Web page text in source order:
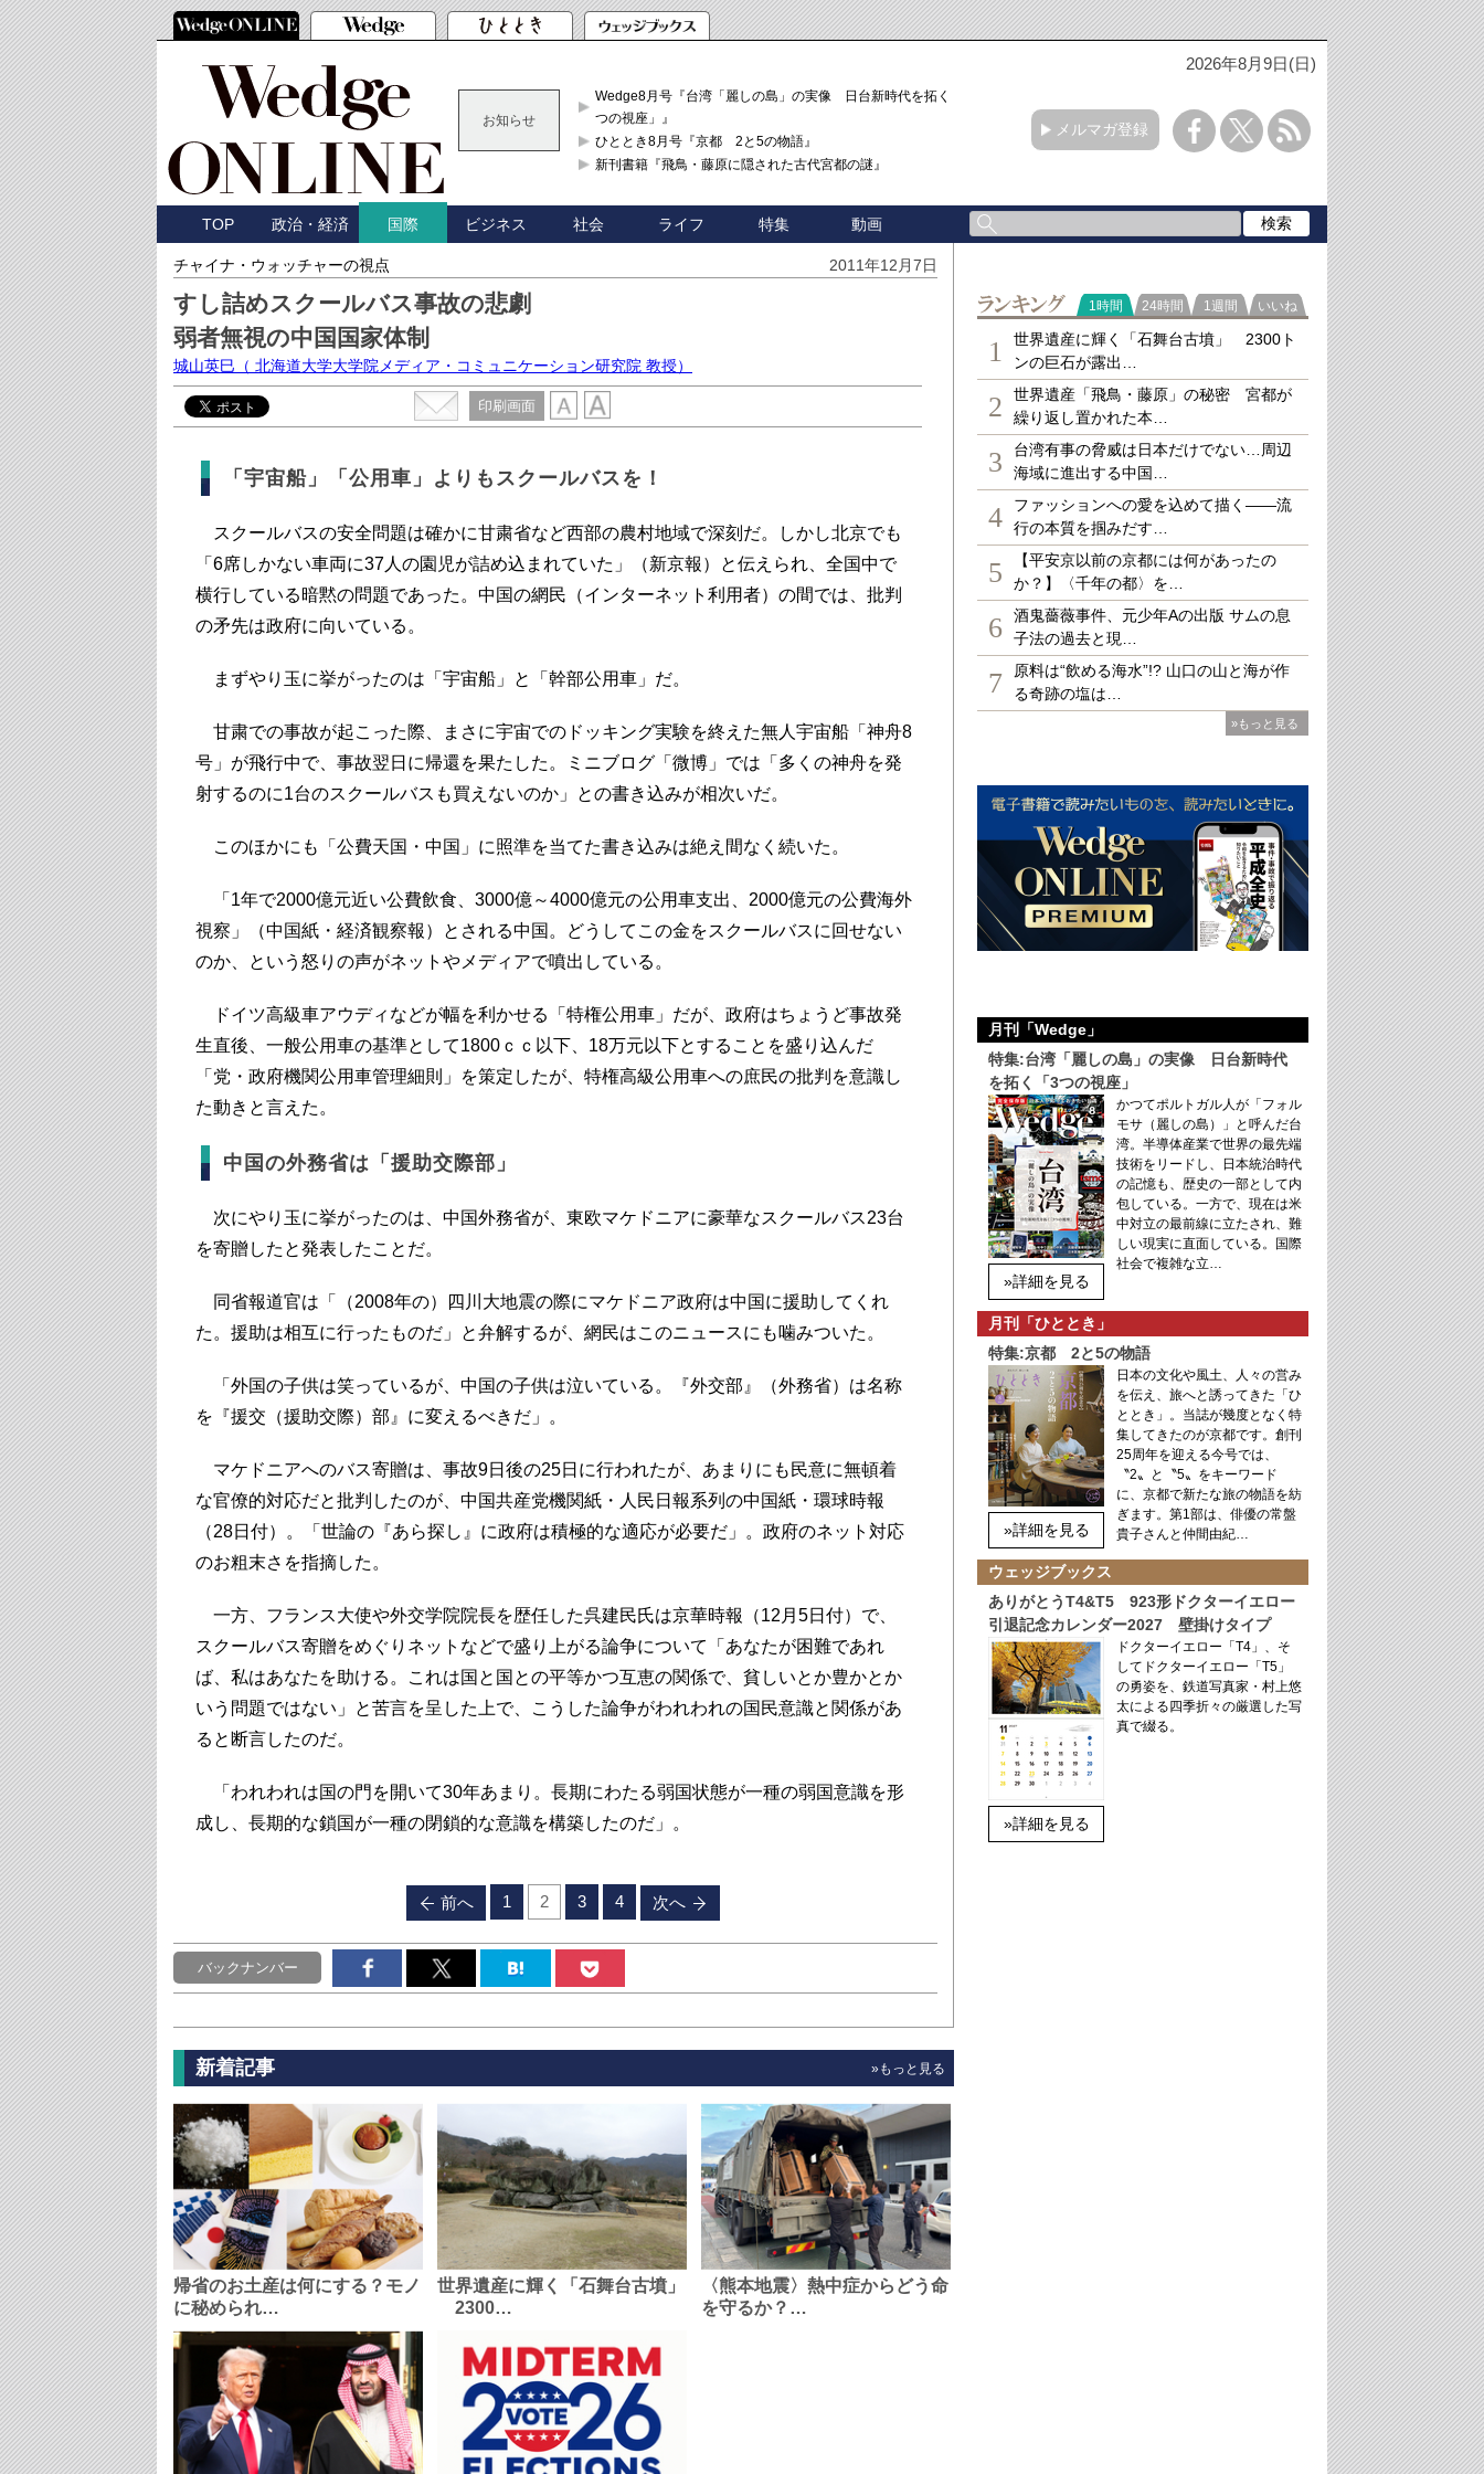
2026年8月9日(日)
お知らせ
Wedge8月号『台湾「麗しの島」の実像 日台新時代を拓く「3
つの視座」』
ひととき8月号『京都 2と5の物語』
新刊書籍『飛鳥・藤原に隠された古代宮都の謎』
メルマガ登録
TOP 政治・経済 国際 ビジネス 社会 ライフ 特集 動画
チャイナ・ウォッチャーの視点 2011年12月7日
すし詰めスクールバス事故の悲劇
弱者無視の中国国家体制
城山英巳 （ 北海道大学大学院メディア・コミュニケーション研究院 教授）
印刷画面
「宇宙船」「公用車」よりもスクールバスを！
スクールバスの安全問題は確かに甘粛省など西部の農村地域で深刻だ。しかし北京でも
「6席しかない車両に37人の園児が詰め込まれていた」（新京報）と伝えられ、全国中で
横行している暗黙の問題であった。中国の網民（インターネット利用者）の間では、批判
の矛先は政府に向いている。
まずやり玉に挙がったのは「宇宙船」と「幹部公用車」だ。
甘粛での事故が起こった際、まさに宇宙でのドッキング実験を終えた無人宇宙船「神舟8
号」が飛行中で、事故翌日に帰還を果たした。ミニブログ「微博」では「多くの神舟を発
射するのに1台のスクールバスも買えないのか」との書き込みが相次いだ。
このほかにも「公費天国・中国」に照準を当てた書き込みは絶え間なく続いた。
「1年で2000億元近い公費飲食、3000億～4000億元の公用車支出、2000億元の公費海外
視察」（中国紙・経済観察報）とされる中国。どうしてこの金をスクールバスに回せない
のか、という怒りの声がネットやメディアで噴出している。
ドイツ高級車アウディなどが幅を利かせる「特権公用車」だが、政府はちょうど事故発
生直後、一般公用車の基準として1800ｃｃ以下、18万元以下とすることを盛り込んだ
「党・政府機関公用車管理細則」を策定したが、特権高級公用車への庶民の批判を意識し
た動きと言えた。
中国の外務省は「援助交際部」
次にやり玉に挙がったのは、中国外務省が、東欧マケドニアに豪華なスクールバス23台
を寄贈したと発表したことだ。
同省報道官は「（2008年の）四川大地震の際にマケドニア政府は中国に援助してくれ
た。援助は相互に行ったものだ」と弁解するが、網民はこのニュースにも噛みついた。
「外国の子供は笑っているが、中国の子供は泣いている。『外交部』（外務省）は名称
を『援交（援助交際）部』に変えるべきだ」。
マケドニアへのバス寄贈は、事故9日後の25日に行われたが、あまりにも民意に無頓着
な官僚的対応だと批判したのが、中国共産党機関紙・人民日報系列の中国紙・環球時報
（28日付）。「世論の『あら探し』に政府は積極的な適応が必要だ」。政府のネット対応
のお粗末さを指摘した。
一方、フランス大使や外交学院院長を歴任した呉建民氏は京華時報（12月5日付）で、
スクールバス寄贈をめぐりネットなどで盛り上がる論争について「あなたが困難であれ
ば、私はあなたを助ける。これは国と国との平等かつ互恵の関係で、貧しいとか豊かとか
いう問題ではない」と苦言を呈した上で、こうした論争がわれわれの国民意識と関係があ
ると断言したのだ。
「われわれは国の門を開いて30年あまり。長期にわたる弱国状態が一種の弱国意識を形
成し、長期的な鎖国が一種の閉鎖的な意識を構築したのだ」。
前へ 1 2 3 4 次へ
バックナンバー
新着記事 »もっと見る
帰省のお土産は何にする？モノ
に秘められ…
世界遺産に輝く「石舞台古墳」
2300…
〈熊本地震〉熱中症からどう命
を守るか？…
ランキング
1時間 24時間 1週間 いいね
1
世界遺産に輝く「石舞台古墳」 2300ト
ンの巨石が露出…
2
世界遺産「飛鳥・藤原」の秘密 宮都が
繰り返し置かれた本…
3
台湾有事の脅威は日本だけでない…周辺
海域に進出する中国…
4
ファッションへの愛を込めて描く――流
行の本質を掴みだす…
5
【平安京以前の京都には何があったの
か？】〈千年の都〉を…
6
酒鬼薔薇事件、元少年Aの出版 サムの息
子法の過去と現…
7
原料は“飲める海水”!? 山口の山と海が作
る奇跡の塩は…
»もっと見る
月刊「Wedge」
特集:台湾「麗しの島」の実像 日台新時代
を拓く「3つの視座」
»詳細を見る
かつてポルトガル人が「フォル
モサ（麗しの島）」と呼んだ台
湾。半導体産業で世界の最先端
技術をリードし、日本統治時代
の記憶も、歴史の一部として内
包している。一方で、現在は米
中対立の最前線に立たされ、難
しい現実に直面している。国際
社会で複雑な立…
月刊「ひととき」
特集:京都 2と5の物語
»詳細を見る
日本の文化や風土、人々の営み
を伝え、旅へと誘ってきた「ひ
ととき」。当誌が幾度となく特
集してきたのが京都です。創刊
25周年を迎える今号では、
〝2〟と〝5〟をキーワード
に、京都で新たな旅の物語を紡
ぎます。第1部は、俳優の常盤
貴子さんと仲間由紀…
ウェッジブックス
ありがとうT4&T5 923形ドクターイエロー
引退記念カレンダー2027 壁掛けタイプ
»詳細を見る
ドクターイエロー「T4」、そ
してドクターイエロー「T5」
の勇姿を、鉄道写真家・村上悠
太による四季折々の厳選した写
真で綴る。